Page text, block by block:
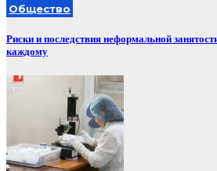
Общество
Риски и последствия неформальной
каждому